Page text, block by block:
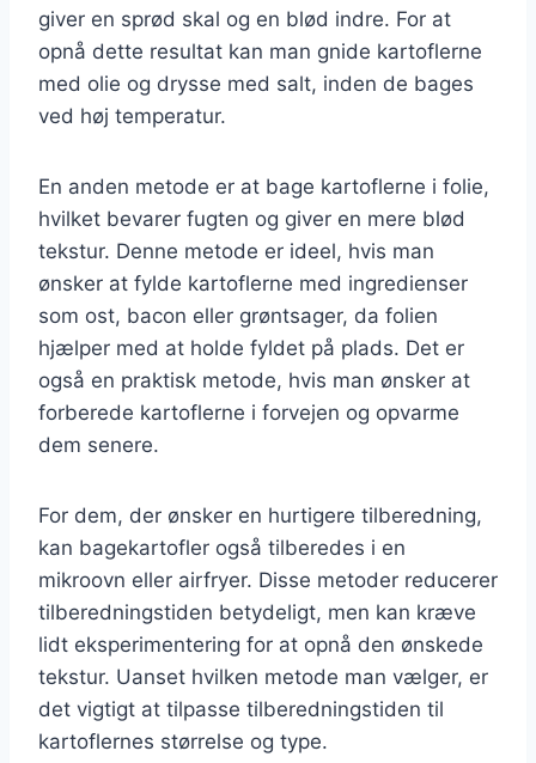
giver en sprød skal og en blød indre. For at
opnå dette resultat kan man gnide kartoflerne
med olie og drysse med salt, inden de bages
ved høj temperatur.
En anden metode er at bage kartoflerne i folie,
hvilket bevarer fugten og giver en mere blød
tekstur. Denne metode er ideel, hvis man
ønsker at fylde kartoflerne med ingredienser
som ost, bacon eller grøntsager, da folien
hjælper med at holde fyldet på plads. Det er
også en praktisk metode, hvis man ønsker at
forberede kartoflerne i forvejen og opvarme
dem senere.
For dem, der ønsker en hurtigere tilberedning,
kan bagekartofler også tilberedes i en
mikroovn eller airfryer. Disse metoder reducerer
tilberedningstiden betydeligt, men kan kræve
lidt eksperimentering for at opnå den ønskede
tekstur. Uanset hvilken metode man vælger, er
det vigtigt at tilpasse tilberedningstiden til
kartoflernes størrelse og type.